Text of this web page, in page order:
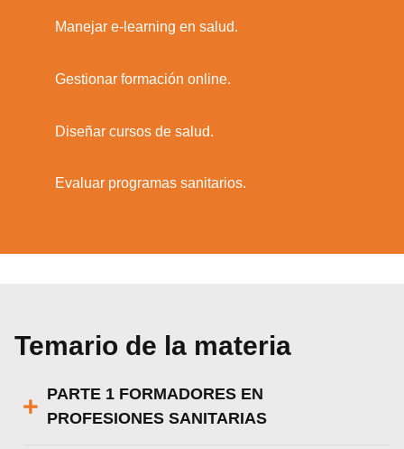
Manejar e-learning en salud.
Gestionar formación online.
Diseñar cursos de salud.
Evaluar programas sanitarios.
Temario de la materia
PARTE 1 FORMADORES EN
PROFESIONES SANITARIAS